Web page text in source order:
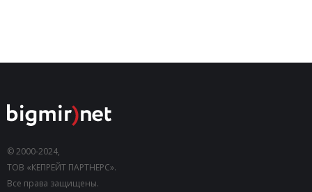
© 2000-2024,
ТОВ «КЕПРЕЙТ ПАРТНЕРС».
Все права защищены.